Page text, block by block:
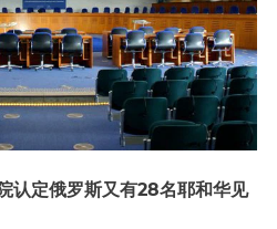
认定俄罗斯又有28名耶和华见